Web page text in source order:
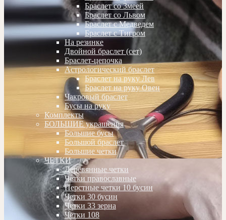
Браслет со Змеей
Браслет со Львом
Браслет с Медведем
Браслет с Тигром
На резинке
Двойной браслет (сет)
Браслет-цепочка
Астрологический браслет
Браслет на руку Лев
Браслет на руку Овен
Чакровый браслет
Бусы на руку
Комплекты
БОЛЬШИЕ украшения
Большие бусы
Большой браслет
Большие четки
ЧЕТКИ
Деревянные четки
Четки православные
Перстные четки 10 бусин
Четки 30 бусин
Четки 33 зерна
Четки 108